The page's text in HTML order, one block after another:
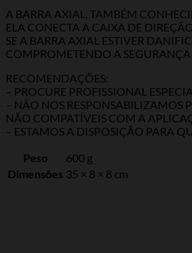
A BARRA AXIAL, TAMBÉM
ELA CONECTA A CAIXA DE
SE A BARRA AXIAL ESTIVER
COMPROMETENDO A
RECOMENDAÇÕES:
– PROCURE PROFISSIONAL
– NÃO NOS RESPONSABILIZAMOS
NÃO COMPATÍVEIS COM A
– ESTAMOS A DISPOSIÇÃO PARA
Peso
600 g
Dimensões 35 × 8 × 8 cm